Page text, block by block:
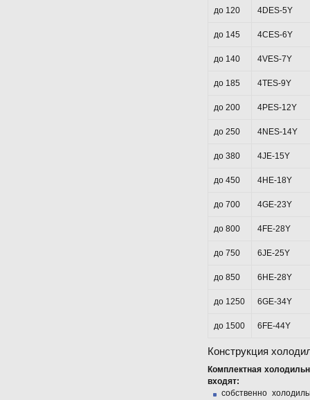
до 120 4DES-5Y
до 145 4CES-6Y
до 140 4VES-7Y
до 185 4TES-9Y
до 200 4PES-12Y
до 250 4NES-14Y
до 380 4JE-15Y
до 450 4HE-18Y
до 700 4GE-23Y
до 800 4FE-28Y
до 750 6JE-25Y
до 850 6HE-28Y
до 1250 6GE-34Y
до 1500 6FE-44Y
Конструкция
Комплектная
входят:
собственно